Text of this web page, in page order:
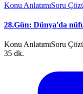
Konu AnlatımıSoru
28.Gün: Dünya'da
Konu AnlatımıSoru
35 dk.